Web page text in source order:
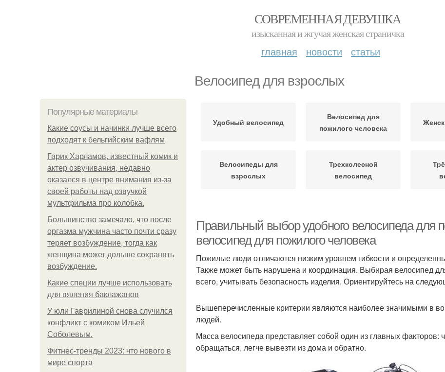
СОВРЕМЕННАЯ ДЕВУШКА
изысканная и жгучая женская страничка
главная новости статьи
Велосипед для взрослых
Популярные материалы
Какие соусы и начинки лучше всего
подходят к бельгийским вафлям
Гарик Харламов, известный комик и
актер озвучивания, недавно
оказался в центре внимания из-за
своей работы над озвучкой
мультфильма про колобка.
Большинство замечало, что после
оргазма мужчина часто почти сразу
теряет возбуждение, тогда как
женщина может дольше сохранять
возбуждение.
Какие специи лучше использовать
для вяления баклажанов
У юли Гаврилиной снова случился
конфликт с комиком Ильей
Соболевым.
Фитнес-тренды 2023: что нового в
мире спорта
Удобный велосипед
Велосипед для
пожилого человека
Велосипеды для
взрослых
Трехколесной
велосипед
Правильный выбор удобного велосипеда для
велосипед для пожилого человека
Пожилые люди отличаются низким уровнем гибкости и
Также может быть нарушена и координация. Выбирая велосипед
всего, учитывать безопасность изделия. Ориентируйтесь на
Вышеперечисленные критерии являются наиболее значимыми в
людей.
Масса велосипеда представляет собой один из главных
обращаться, легче вывезти из дома и обратно.